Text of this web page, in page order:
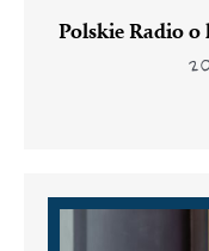
Polskie Radio o